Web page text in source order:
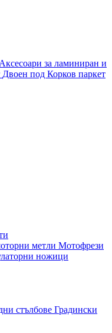
Аксесоари за ламиниран и
Двоен под Корков паркет
метли Мотофрези
ножици
стълбове Градински